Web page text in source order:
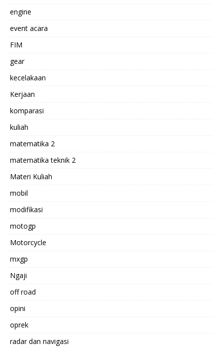
engine
event acara
FIM
gear
kecelakaan
Kerjaan
komparasi
kuliah
matematika 2
matematika teknik 2
Materi Kuliah
mobil
modifikasi
motogp
Motorcycle
mxgp
Ngaji
off road
opini
oprek
radar dan navigasi